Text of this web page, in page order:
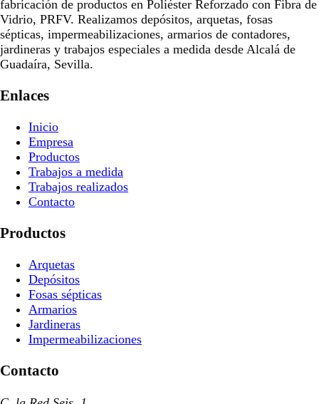
fabricación de productos en Poliéster Reforzado con Fibra de
Vidrio, PRFV. Realizamos depósitos, arquetas, fosas
sépticas, impermeabilizaciones, armarios de contadores,
jardineras y trabajos especiales a medida desde Alcalá de
Guadaíra, Sevilla.
Enlaces
Inicio
Empresa
Productos
Trabajos a medida
Trabajos realizados
Contacto
Productos
Arquetas
Depósitos
Fosas sépticas
Armarios
Jardineras
Impermeabilizaciones
Contacto